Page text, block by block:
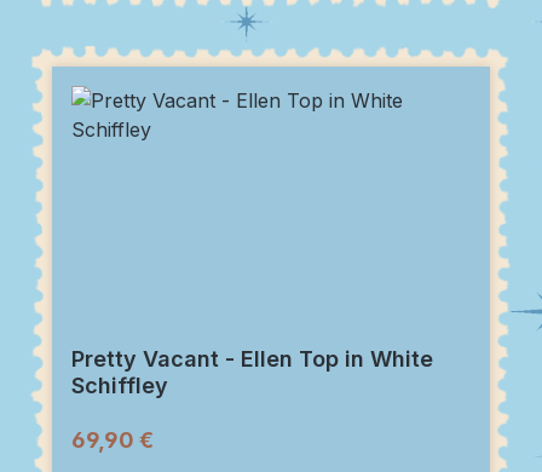
Pretty Vacant - Ellen Top in White
Schiffley
69,90 €